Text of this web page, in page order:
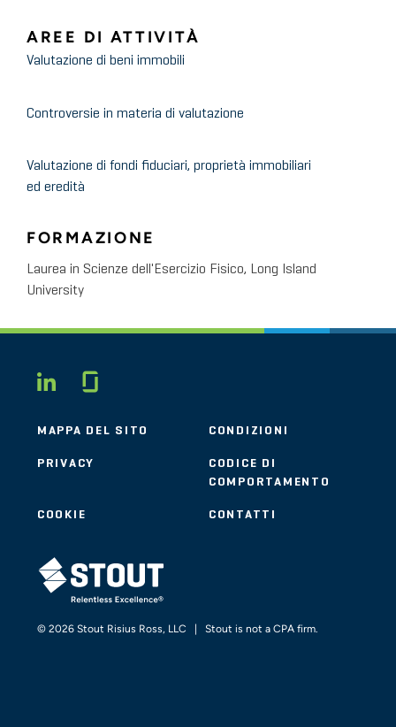
AREE DI ATTIVITÀ
Valutazione di beni immobili
Controversie in materia di valutazione
Valutazione di fondi fiduciari, proprietà immobiliari
ed eredità
FORMAZIONE
Laurea in Scienze dell'Esercizio Fisico, Long Island
University
LINKEDIN
MAPPA DEL SITO CONDIZIONI
PRIVACY
CODICE DI
COMPORTAMENTO
COOKIE CONTATTI
STOUT LOGO
© 2026 Stout Risius Ross, LLC | Stout is not a CPA firm.